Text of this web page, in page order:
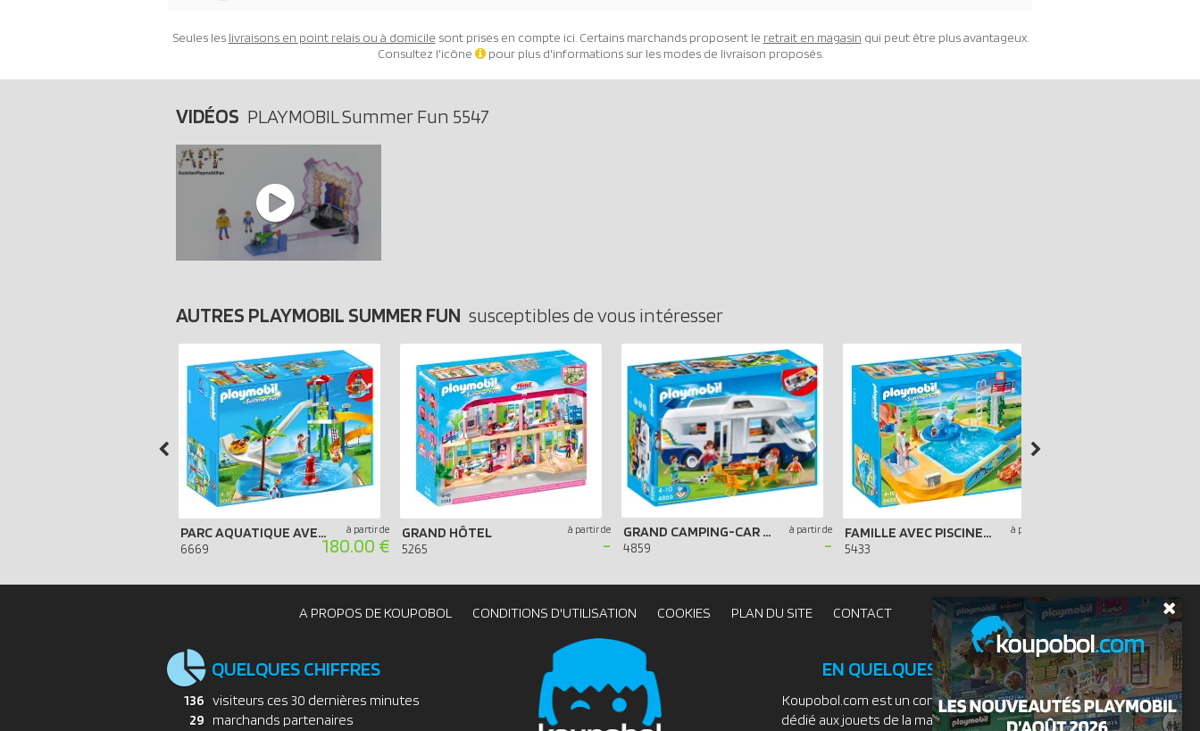
Seules les livraisons en point relais ou à domicile sont prises en compte ici. Certains marchands proposent le retrait en magasin qui peut être plus avantageux.
Consultez l'icône
pour plus d'informations sur les modes de livraison proposés.
VIDÉOS PLAYMOBIL Summer Fun 5547
AUTRES PLAYMOBIL SUMMER FUN susceptibles de vous intéresser
PARC AQUATIQUE AVEC TOBOGGANS GÉANTS
6669
à partir de
180.00 €
GRAND HÔTEL
5265
à partir de
-
GRAND CAMPING-CAR FAMILIAL
4859
à partir de
-
FAMILLE AVEC PISCINE ET PLONGEOIR
5433
à partir de
A PROPOS DE KOUPOBOL CONDITIONS D'UTILISATION COOKIES PLAN DU SITE CONTACT
EN QUELQUES MOTS
Koupobol.com est un comparateur de prix
dédié aux jouets de la marque PLAYMOBIL.
QUELQUES CHIFFRES
136 visiteurs ces 30 dernières minutes
29 marchands partenaires